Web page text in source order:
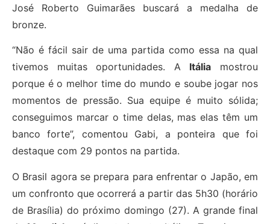
José Roberto Guimarães buscará a medalha de
bronze.
“Não é fácil sair de uma partida como essa na qual
tivemos muitas oportunidades. A Itália mostrou
porque é o melhor time do mundo e soube jogar nos
momentos de pressão. Sua equipe é muito sólida;
conseguimos marcar o time delas, mas elas têm um
banco forte”, comentou Gabi, a ponteira que foi
destaque com 29 pontos na partida.
O Brasil agora se prepara para enfrentar o Japão, em
um confronto que ocorrerá a partir das 5h30 (horário
de Brasília) do próximo domingo (27). A grande final